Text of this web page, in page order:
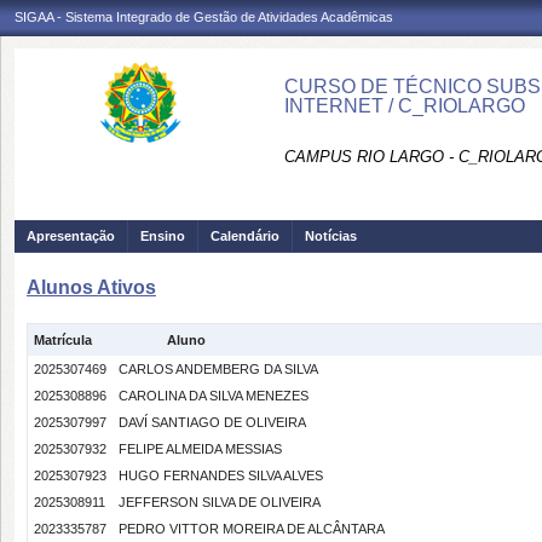
SIGAA - Sistema Integrado de Gestão de Atividades Acadêmicas
CURSO DE TÉCNICO
INTERNET / C_RIOLARGO
CAMPUS RIO LARGO -
Apresentação Ensino Calendário Notícias
Alunos Ativos
Matrícula
Aluno
2025307469
CARLOS ANDEMBERG DA SILVA
2025308896
CAROLINA DA SILVA MENEZES
2025307997
DAVÍ SANTIAGO DE OLIVEIRA
2025307932
FELIPE ALMEIDA MESSIAS
2025307923
HUGO FERNANDES SILVA ALVES
2025308911
JEFFERSON SILVA DE OLIVEIRA
2023335787
PEDRO VITTOR MOREIRA DE ALCÂNTARA